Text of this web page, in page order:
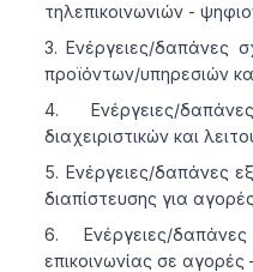
τηλεπικοινωνιών -
Ενέργειες/δαπάνες
προϊόντων/υπηρεσιών
Ενέργειες/
διαχειριστικών και
Ενέργειες/δαπάνες
διαπίστευσης για
Ενέργειες/
επικοινωνίας σε αγορές